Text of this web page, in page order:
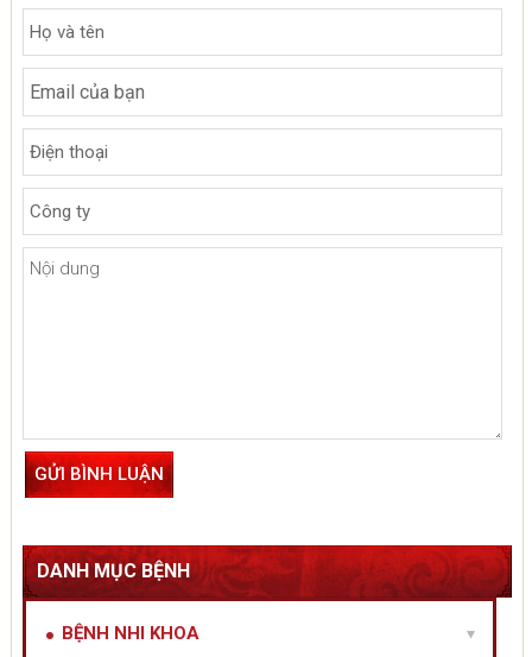
DANH MỤC BỆNH
BỆNH NHI KHOA